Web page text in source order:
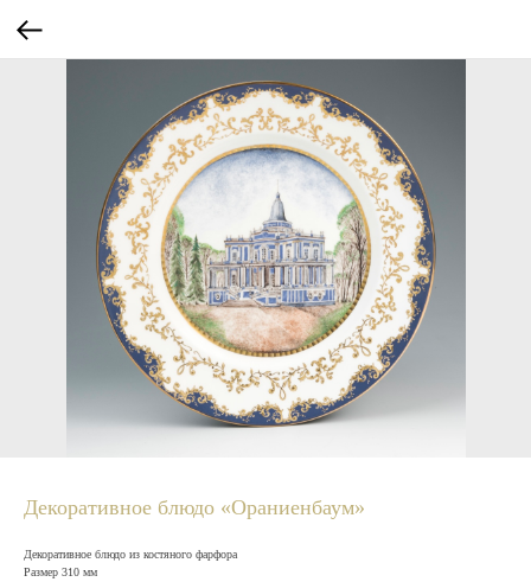
Декоративное блюдо «Ораниенбаум»
Декоративное блюдо из костяного фарфора
Размер 310 мм